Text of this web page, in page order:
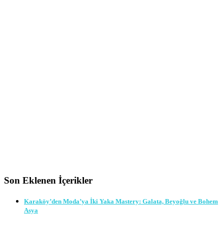
Son Eklenen İçerikler
Karaköy’den Moda’ya İki Yaka Mastery: Galata, Beyoğlu ve Bohem
Asya